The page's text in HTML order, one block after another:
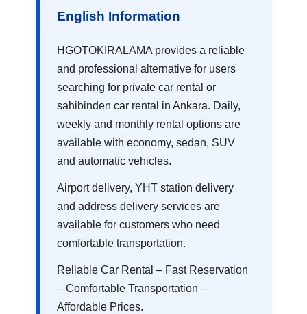
English Information
HGOTOKIRALAMA provides a reliable
and professional alternative for users
searching for private car rental or
sahibinden car rental in Ankara. Daily,
weekly and monthly rental options are
available with economy, sedan, SUV
and automatic vehicles.
Airport delivery, YHT station delivery
and address delivery services are
available for customers who need
comfortable transportation.
Reliable Car Rental – Fast Reservation
– Comfortable Transportation –
Affordable Prices.